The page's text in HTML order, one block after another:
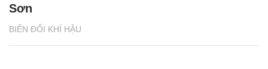
BIẾN ĐỔI KHÍ HẬU
Sơn